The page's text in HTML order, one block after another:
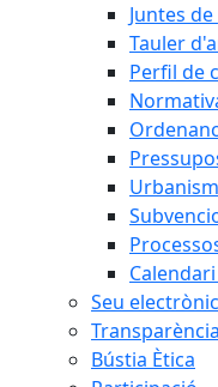
Juntes
Tauler
Perfil de
Seu
Transparència
Bústia Ètica